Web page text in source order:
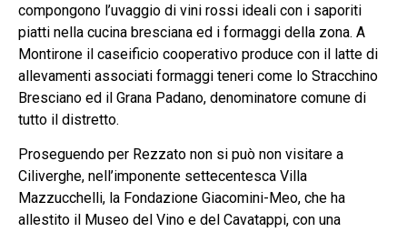
compongono l’uvaggio di vini rossi ideali con i saporiti
piatti nella cucina bresciana ed i formaggi della zona. A
Montirone il caseificio cooperativo produce con il latte di
allevamenti associati formaggi teneri come lo Stracchino
Bresciano ed il Grana Padano, denominatore comune di
tutto il distretto.
Proseguendo per Rezzato non si può non visitare a
Ciliverghe, nell’imponente settecentesca Villa
Mazzucchelli, la Fondazione Giacomini-Meo, che ha
allestito il Museo del Vino e del Cavatappi, con una